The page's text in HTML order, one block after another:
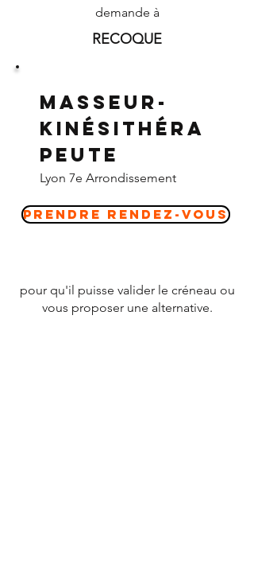
demande à
RECOQUE
Masseur-
Kinésithéra
peute
Lyon 7e Arrondissement
Prendre Rendez-vous
pour qu'il puisse valider le créneau ou
vous proposer une alternative.